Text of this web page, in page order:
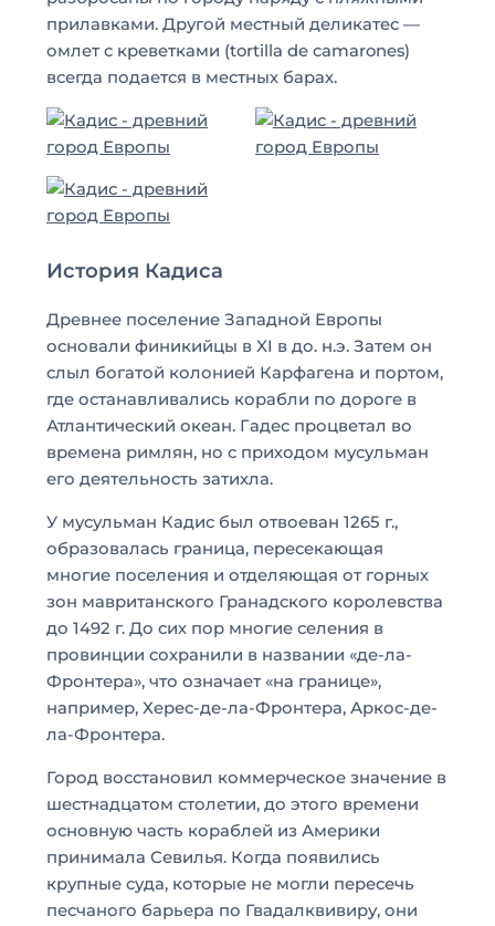
прилавками. Другой местный деликатес —
омлет с креветками (tortilla de camarones)
всегда подается в местных барах.
История Кадиса
Древнее поселение Западной Европы
основали финикийцы в XI в до. н.э. Затем он
слыл богатой колонией Карфагена и портом,
где останавливались корабли по дороге в
Атлантический океан. Гадес процветал во
времена римлян, но с приходом мусульман
его деятельность затихла.
У мусульман Кадис был отвоеван 1265 г.,
образовалась граница, пересекающая
многие поселения и отделяющая от горных
зон мавританского Гранадского королевства
до 1492 г. До сих пор многие селения в
провинции сохранили в названии «де-ла-
Фронтера», что означает «на границе»,
например, Херес-де-ла-Фронтера, Аркос-де-
ла-Фронтера.
Город восстановил коммерческое значение в
шестнадцатом столетии, до этого времени
основную часть кораблей из Америки
принимала Севилья. Когда появились
крупные суда, которые не могли пересечь
песчаного барьера по Гвадалквивиру, они